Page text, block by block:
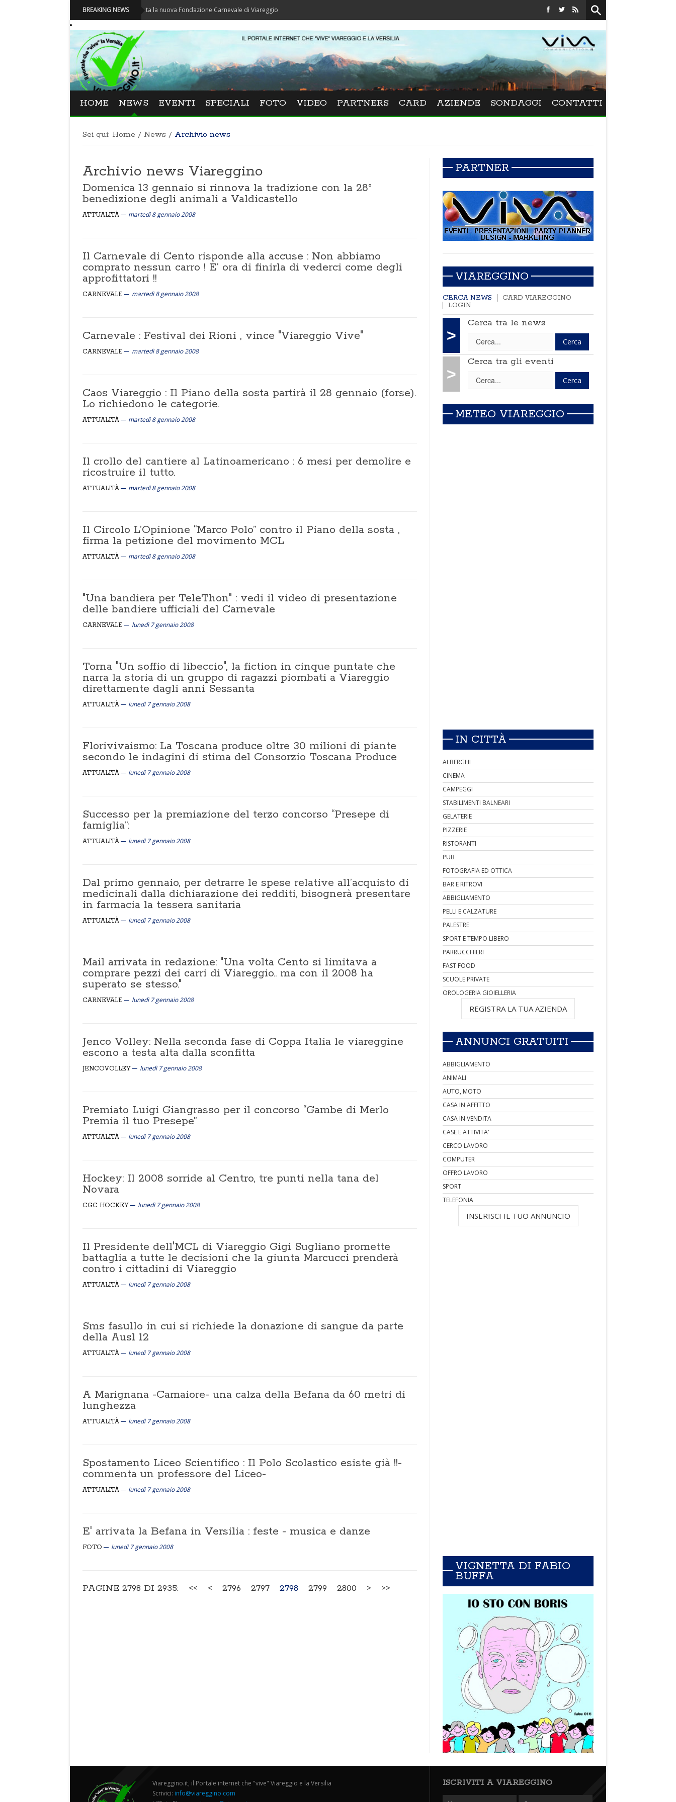
BREAKING NEWS
Carnevale - Nominata la nuova Fondazione Carnevale di Viareggio Festival La Versiliana - La direttrice lucchese Beatrice
HOME NEWS EVENTI SPECIALI FOTO VIDEO PARTNERS CARD AZIENDE SONDAGGI CONTATTI
Sei qui: Home / News / Archivio news
Archivio news Viareggino
Domenica 13 gennaio si rinnova la tradizione con la 28°
benedizione degli animali a Valdicastello
ATTUALITÀ martedì 8 gennaio 2008
Il Carnevale di Cento risponde alla accuse : Non abbiamo
comprato nessun carro ! E’ ora di finirla di vederci come degli
approfittatori !!
CARNEVALE martedì 8 gennaio 2008
Carnevale : Festival dei Rioni , vince "Viareggio Vive"
CARNEVALE martedì 8 gennaio 2008
Caos Viareggio : Il Piano della sosta partirà il 28 gennaio (forse).
Lo richiedono le categorie.
ATTUALITÀ martedì 8 gennaio 2008
Il crollo del cantiere al Latinoamericano : 6 mesi per demolire e
ricostruire il tutto.
ATTUALITÀ martedì 8 gennaio 2008
Il Circolo L’Opinione “Marco Polo” contro il Piano della sosta ,
firma la petizione del movimento MCL
ATTUALITÀ martedì 8 gennaio 2008
"Una bandiera per TeleThon" : vedi il video di presentazione
delle bandiere ufficiali del Carnevale
CARNEVALE lunedì 7 gennaio 2008
Torna "Un soffio di libeccio", la fiction in cinque puntate che
narra la storia di un gruppo di ragazzi piombati a Viareggio
direttamente dagli anni Sessanta
ATTUALITÀ lunedì 7 gennaio 2008
Florivivaismo: La Toscana produce oltre 30 milioni di piante
secondo le indagini di stima del Consorzio Toscana Produce
ATTUALITÀ lunedì 7 gennaio 2008
Successo per la premiazione del terzo concorso “Presepe di
famiglia”:
ATTUALITÀ lunedì 7 gennaio 2008
Dal primo gennaio, per detrarre le spese relative all’acquisto di
medicinali dalla dichiarazione dei redditi, bisognerà presentare
in farmacia la tessera sanitaria
ATTUALITÀ lunedì 7 gennaio 2008
Mail arrivata in redazione: "Una volta Cento si limitava a
comprare pezzi dei carri di Viareggio.. ma con il 2008 ha
superato se stesso."
CARNEVALE lunedì 7 gennaio 2008
Jenco Volley: Nella seconda fase di Coppa Italia le viareggine
escono a testa alta dalla sconfitta
JENCOVOLLEY lunedì 7 gennaio 2008
Premiato Luigi Giangrasso per il concorso “Gambe di Merlo
Premia il tuo Presepe”
ATTUALITÀ lunedì 7 gennaio 2008
Hockey: Il 2008 sorride al Centro, tre punti nella tana del
Novara
CGC HOCKEY lunedì 7 gennaio 2008
Il Presidente dell'MCL di Viareggio Gigi Sugliano promette
battaglia a tutte le decisioni che la giunta Marcucci prenderà
contro i cittadini di Viareggio
ATTUALITÀ lunedì 7 gennaio 2008
Sms fasullo in cui si richiede la donazione di sangue da parte
della Ausl 12
ATTUALITÀ lunedì 7 gennaio 2008
A Marignana -Camaiore- una calza della Befana da 60 metri di
lunghezza
ATTUALITÀ lunedì 7 gennaio 2008
Spostamento Liceo Scientifico : Il Polo Scolastico esiste già !!-
commenta un professore del Liceo-
ATTUALITÀ lunedì 7 gennaio 2008
E' arrivata la Befana in Versilia : feste - musica e danze
FOTO lunedì 7 gennaio 2008
PAGINE 2798 DI 2935: << < 2796 2797 2798 2799 2800 > >>
PARTNER
VIAREGGINO
CERCA NEWS
CARD VIAREGGINO
LOGIN
>
Cerca tra le news
>
Cerca tra gli eventi
METEO VIAREGGIO
IN CITTÀ
ALBERGHI
CINEMA
CAMPEGGI
STABILIMENTI BALNEARI
GELATERIE
PIZZERIE
RISTORANTI
PUB
FOTOGRAFIA ED OTTICA
BAR E RITROVI
ABBIGLIAMENTO
PELLI E CALZATURE
PALESTRE
SPORT E TEMPO LIBERO
PARRUCCHIERI
FAST FOOD
SCUOLE PRIVATE
OROLOGERIA GIOIELLERIA
REGISTRA LA TUA AZIENDA
ANNUNCI GRATUITI
ABBIGLIAMENTO
ANIMALI
AUTO, MOTO
CASA IN AFFITTO
CASA IN VENDITA
CASE E ATTIVITA'
CERCO LAVORO
COMPUTER
OFFRO LAVORO
SPORT
TELEFONIA
INSERISCI IL TUO ANNUNCIO
VIGNETTA DI FABIO
BUFFA
Viareggino.it, il Portale internet che "vive" Viareggio e la Versilia
Scrivici: info@viareggino.com
ISCRIVITI A VIAREGGINO